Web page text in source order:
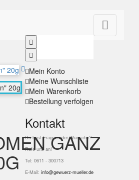

Mein Konto
Meine Wunschliste
Mein Warenkorb
Bestellung verfolgen
Kontakt
Du hast Fragen oder Wünsche?
Rufe uns an!
Tel: 0611 - 300713
E-Mail: info@gewuerz-mueller.de
GANZ